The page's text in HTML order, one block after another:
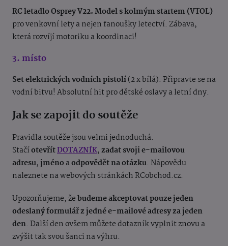
RC letadlo Osprey V22. Model s kolmým startem (VTOL)
pro venkovní lety a nejen fanoušky letectví. Zábava,
která rozvíjí motoriku a koordinaci!
3. místo
Set elektrických vodních pistolí(2 x bílá). Připravte se na
vodní bitvu! Absolutní hit pro dětské oslavy a letní dny.
Jak se zapojit do soutěže
Pravidla soutěže jsou velmi jednoduchá.
StačíotevřítDOTAZNÍK,zadat svoji e-mailovou
adresu, jméno aodpovědět na otázku. Nápovědu
naleznete na webových stránkách RCobchod.cz.
Upozorňujeme, žebudeme akceptovat pouze jeden
odeslaný formulář z jedné e-mailové adresy za jeden
den. Další den ovšem můžete dotazník vyplnit znovu a
zvýšit tak svou šanci na výhru.